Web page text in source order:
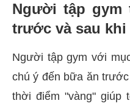
Người tập gym
trước và sau khi
Người tập gym với
chú ý đến bữa ăn
thời điểm "vàng" giúp